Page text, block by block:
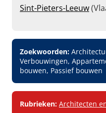
Sint-Pieters-Leeuw
Zoekwoorden:
Verbouwingen,
bouwen, Passief bouwen
Rubrieken: Architecten